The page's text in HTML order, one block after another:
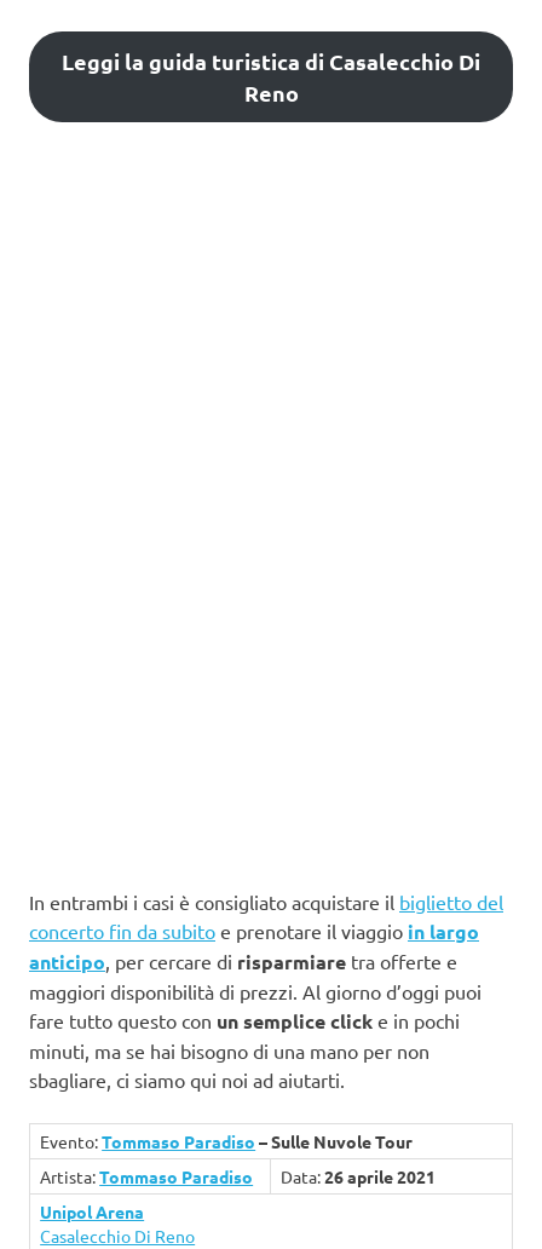
Leggi la guida turistica di Casalecchio Di
Reno
In entrambi i casi è consigliato acquistare il biglietto del
concerto fin da subito e prenotare il viaggio in largo
anticipo, per cercare di risparmiare tra offerte e
maggiori disponibilità di prezzi. Al giorno d’oggi puoi
fare tutto questo con un semplice click e in pochi
minuti, ma se hai bisogno di una mano per non
sbagliare, ci siamo qui noi ad aiutarti.
Evento:Tommaso Paradiso – Sulle Nuvole Tour
Artista:Tommaso Paradiso Data:26 aprile 2021
Unipol Arena
Casalecchio Di Reno